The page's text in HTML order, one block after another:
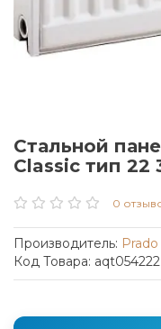
Стальной
Classic тип 22
0
Производитель: Prado
Код Товара: aqt054222